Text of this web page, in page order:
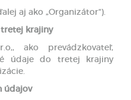
aj ako „Organizátor“).
krajiny
ako prevádzkovateľ,
údaje do tretej krajiny
údajov